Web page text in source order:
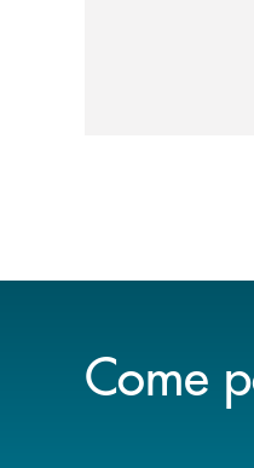
Come